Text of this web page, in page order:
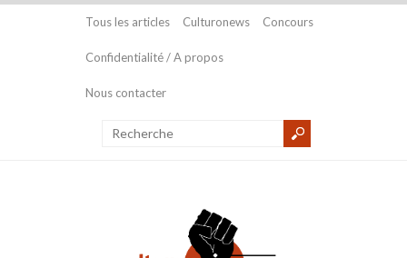
Tous les articles Culturonews Concours
Confidentialité / A propos
Nous contacter